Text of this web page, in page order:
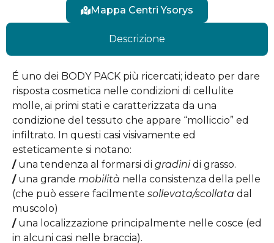
Mappa Centri Ysorys
Descrizione
É uno dei BODY PACK più ricercati; ideato per dare
risposta cosmetica nelle condizioni di cellulite
molle, ai primi stati e caratterizzata da una
condizione del tessuto che appare “molliccio” ed
infiltrato. In questi casi visivamente ed
esteticamente si notano:
/una tendenza al formarsi di gradinidi grasso.
/una grande mobilità nella consistenza della pelle
(che può essere facilmente sollevata/scollata dal
muscolo)
/una localizzazione principalmente nelle cosce (ed
in alcuni casi nelle braccia).